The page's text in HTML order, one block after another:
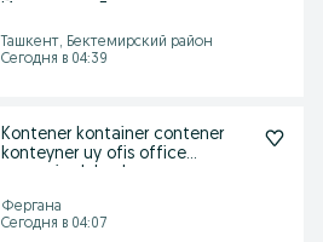
Ташкент, Бектемирский район
Сегодня в 04:39
Kontener kontainer contener
konteyner uy ofis office
Фергана
Сегодня в 04:07